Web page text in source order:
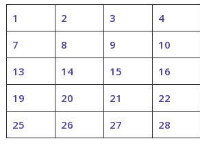
1 2 3 4
7
8 9 10
13
14 15 16
19
20 21 22
25
26 27 28